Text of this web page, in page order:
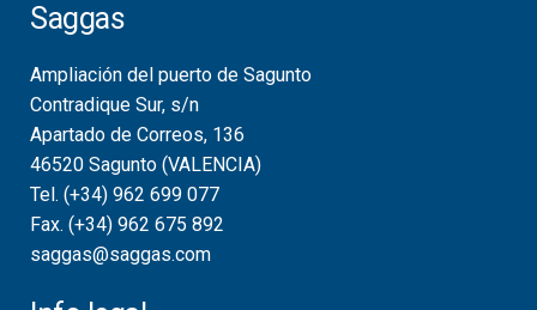
Saggas
Ampliación del puerto de Sagunto
Contradique Sur, s/n
Apartado de Correos, 136
46520 Sagunto (VALENCIA)
Tel. (+34) 962 699 077
Fax. (+34) 962 675 892
saggas@saggas.com